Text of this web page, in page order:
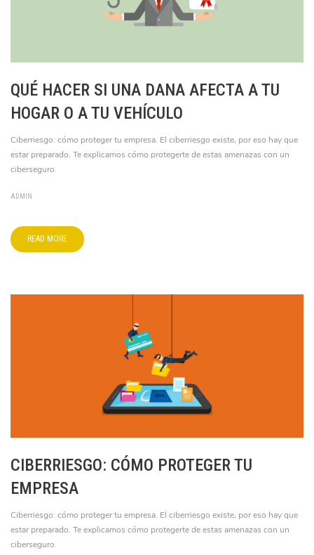
QUÉ HACER SI UNA DANA AFECTA A TU
HOGAR O A TU VEHÍCULO
Ciberriesgo: cómo proteger tu empresa. El ciberriesgo existe, por eso hay que
estar preparado. Te explicamos cómo protegerte de estas amenazas con un
ciberseguro.
ADMIN
READ MORE
CIBERRIESGO: CÓMO PROTEGER TU
EMPRESA
Ciberriesgo: cómo proteger tu empresa. El ciberriesgo existe, por eso hay que
estar preparado. Te explicamos cómo protegerte de estas amenazas con un
ciberseguro.